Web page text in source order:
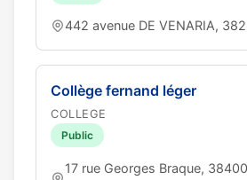
442 avenue DE VENARIA,
Collège fernand léger
COLLEGE
Public
17 rue Georges Braque,